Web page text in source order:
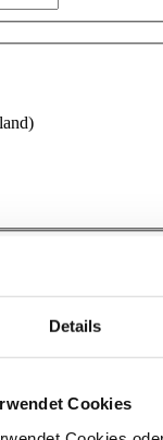
Details
Cookies